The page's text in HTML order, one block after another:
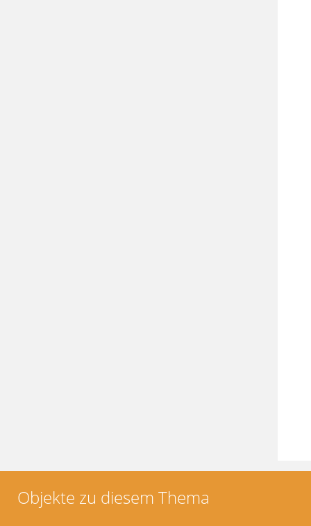
Objekte zu diesem Thema